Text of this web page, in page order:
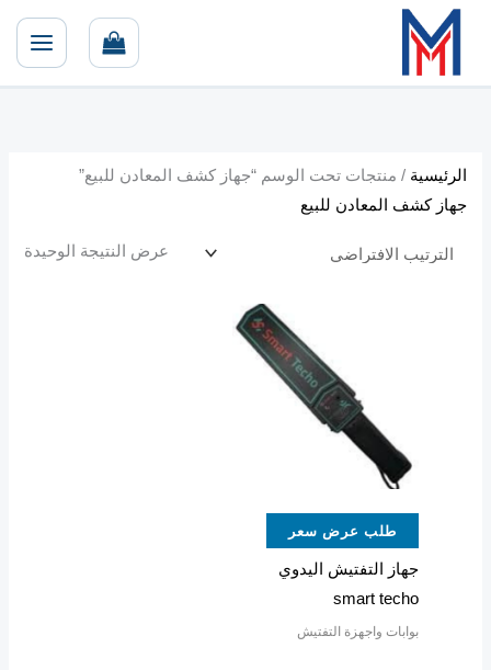
تخطي
المحتوى
الرئيسية / منتجات تحت الوسم “جهاز كشف المعادن للبيع”
جهاز كشف المعادن للبيع
عرض النتيجة الوحيدة
طلب عرض سعر
جهاز التفتيش اليدوي
smart techo
بوابات واجهزة التفتيش